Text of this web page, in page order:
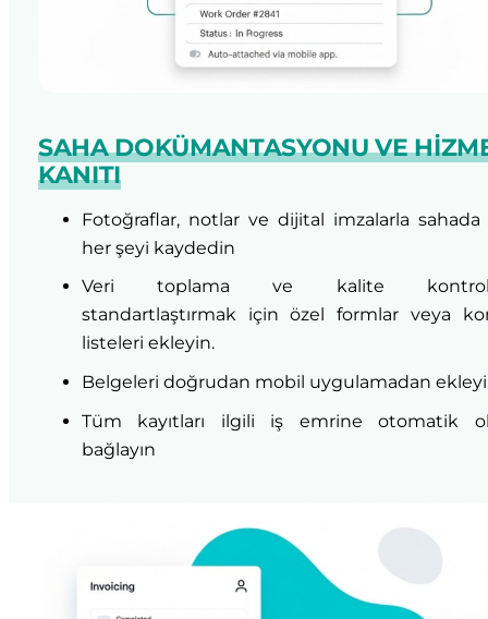
SAHA DOKÜMANTASYONU VE
KANITI
Fotoğraflar, notlar ve dijital imzalarla sahada
her şeyi kaydedin
Veri toplama ve kalite
standartlaştırmak için özel formlar veya
listeleri ekleyin.
Belgeleri doğrudan mobil uygulamadan
Tüm kayıtları ilgili iş emrine otomatik
bağlayın